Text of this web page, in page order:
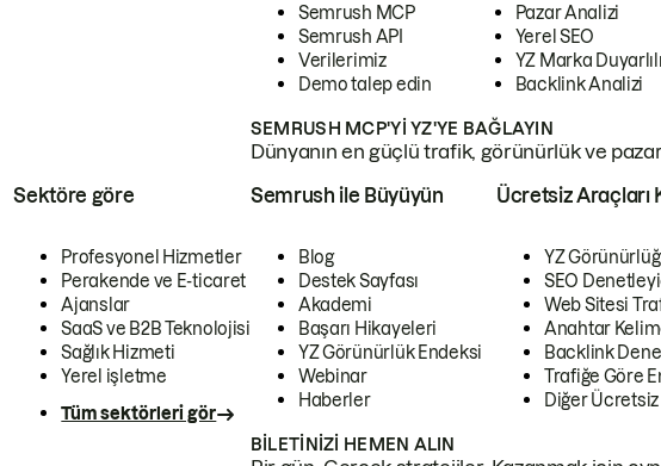
Semrush MCP
Semrush API
Verilerimiz
Demo talep edin
Pazar Analizi
Yerel SEO
YZ Marka
Backlink Analizi
SEMRUSH MCP'YI YZ'YE BAĞLAYIN
Dünyanın en güçlü trafik, görünürlük ve
Sektöre göre
Profesyonel Hizmetler
Perakende ve E-ticaret
Ajanslar
SaaS ve B2B Teknolojisi
Sağlık Hizmeti
Yerel işletme
Tüm sektörleri gör
Semrush ile Büyüyün
Blog
Destek Sayfası
Akademi
Başarı Hikayeleri
YZ Görünürlük Endeksi
Webinar
Haberler
Ücretsiz Araçları
YZ
SEO
Web Sitesi
Anahtar
Backlink
Trafiğe Göre
Diğer
BILETINIZI HEMEN ALIN